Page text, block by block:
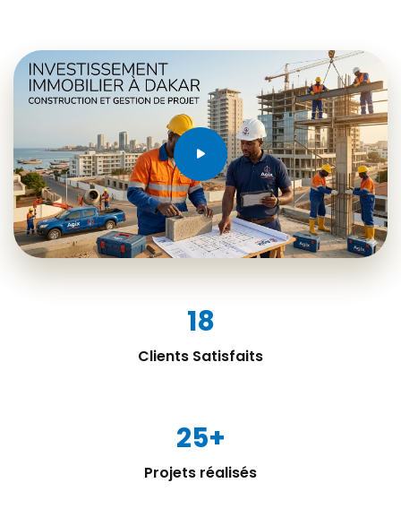
18
Clients Satisfaits
25+
Projets réalisés